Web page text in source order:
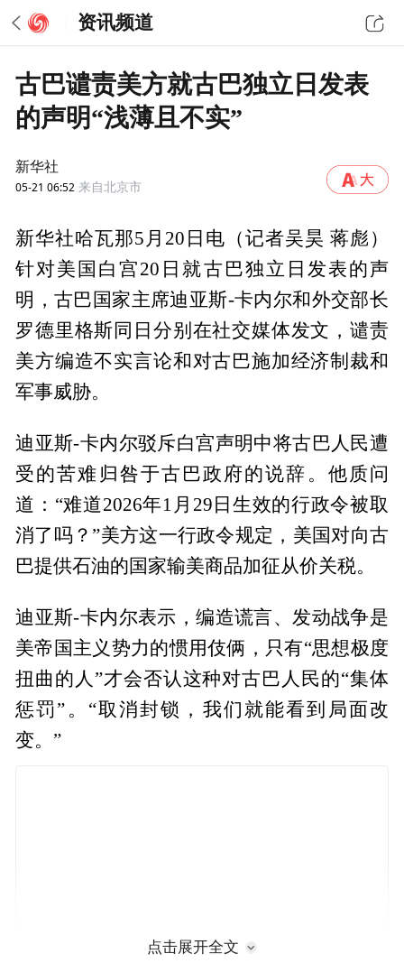
资讯频道
古巴谴责美方就古巴独立日发表
的声明“浅薄且不实”
新华社
05-21 06:52 来自北京市
新华社哈瓦那5月20日电（记者吴昊 蒋彪）
针对美国白宫20日就古巴独立日发表的声
明，古巴国家主席迪亚斯-卡内尔和外交部长
罗德里格斯同日分别在社交媒体发文，谴责
美方编造不实言论和对古巴施加经济制裁和
军事威胁。
迪亚斯-卡内尔驳斥白宫声明中将古巴人民遭
受的苦难归咎于古巴政府的说辞。他质问
道：“难道2026年1月29日生效的行政令被取
消了吗？”美方这一行政令规定，美国对向古
巴提供石油的国家输美商品加征从价关税。
迪亚斯-卡内尔表示，编造谎言、发动战争是
美帝国主义势力的惯用伎俩，只有“思想极度
扭曲的人”才会否认这种对古巴人民的“集体
惩罚”。“取消封锁，我们就能看到局面改
变。”
点击展开全文